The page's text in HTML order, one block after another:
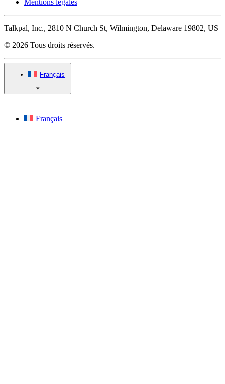
Mentions légales
Talkpal, Inc., 2810 N Church St, Wilmington, Delaware 19802, US
© 2026 Tous droits réservés.
Français
Français